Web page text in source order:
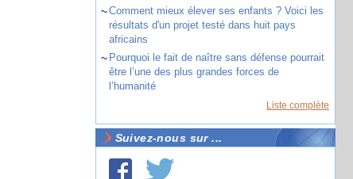
~Comment mieux élever ses enfants ? Voici les
résultats d'un projet testé dans huit pays
africains
~ Pourquoi le fait de naître sans défense pourrait
être l’une des plus grandes forces de
l’humanité
Liste complète
Suivez-nous sur ...